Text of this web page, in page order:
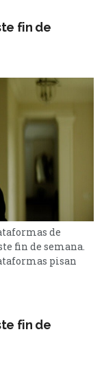
fin de
de
fin de semana.
pisan
combinan
Te
fin de